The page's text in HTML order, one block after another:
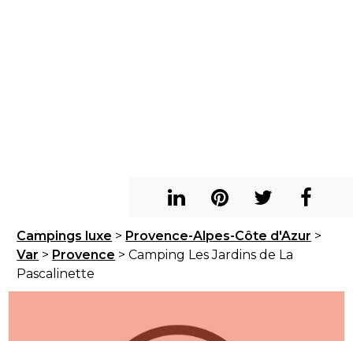
Campings luxe > Provence-Alpes-Côte d'Azur >
Var > Provence > Camping Les Jardins de La
Pascalinette